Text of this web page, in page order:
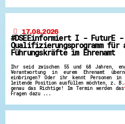
#DSEEinformiert I - FuturE -
Qualifizierungsprogramm für
Führungskräfte im Ehrenamt
17.08.2026
Ihr seid zwischen 55 und 68 Jahren,
Verantwortung in eurem Ehrenamt
einbringen? Oder ihr kennt Personen
leitende Position ausfüllen möchten, z. B.
genau das Richtige! Im Termin werden
Fragen dazu ...